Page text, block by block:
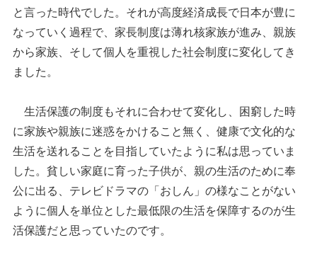
と言った時代でした。それが高度経済成長で日本が豊に
なっていく過程で、家長制度は薄れ核家族が進み、親族
から家族、そして個人を重視した社会制度に変化してき
ました。
生活保護の制度もそれに合わせて変化し、困窮した時
に家族や親族に迷惑をかけること無く、健康で文化的な
生活を送れることを目指していたように私は思っていま
した。貧しい家庭に育った子供が、親の生活のために奉
公に出る、テレビドラマの「おしん」の様なことがない
ように個人を単位とした最低限の生活を保障するのが生
活保護だと思っていたのです。